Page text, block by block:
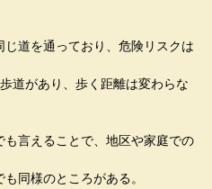
道を通っており、危険リスクは
道があり、歩く距離は変わらな
言えることで、地区や家庭での
同様のところがある。